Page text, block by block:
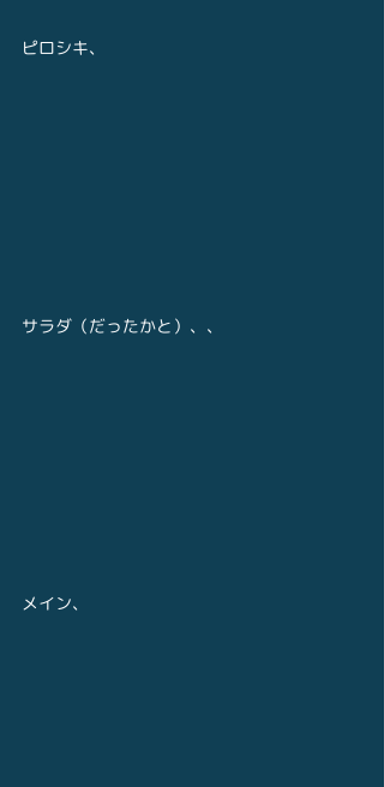
ピロシキ、
サラダ（だったかと）、、
メイン、